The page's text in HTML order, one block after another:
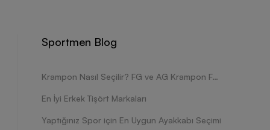
Sportmen Blog
Krampon Nasıl Seçilir? FG ve AG Krampon Farkları Nelerdir?
En İyi Erkek Tişört Markaları
Yaptığınız Spor için En Uygun Ayakkabı Seçimi